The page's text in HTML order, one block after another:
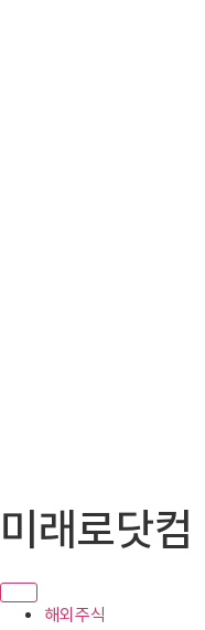
텐
로
미래로닷컴
해외주식